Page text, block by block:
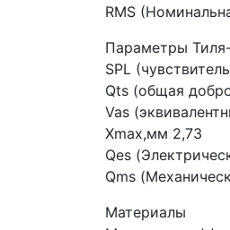
RMS
Параметры
SPL
Qts (общая
Vas
Xmax,мм 2,73
Qes
Qms
Материалы